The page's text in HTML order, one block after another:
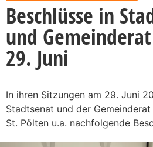
Beschlüsse in
und
29. Juni
In ihren Sitzungen am 29. Juni
Stadtsenat und der
St. Pölten u.a. nachfolgende